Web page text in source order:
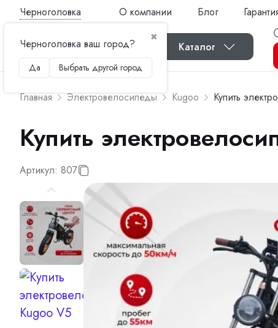
Черноголовка
✖
Черноголовка ваш город?
Да Выбрать другой город
О компании Блог
Каталог
Главная Электровелосипеды Kugoo Купить
Купить
Артикул: 807